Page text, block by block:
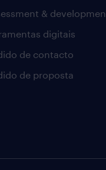
&
digitais
de contacto
de proposta